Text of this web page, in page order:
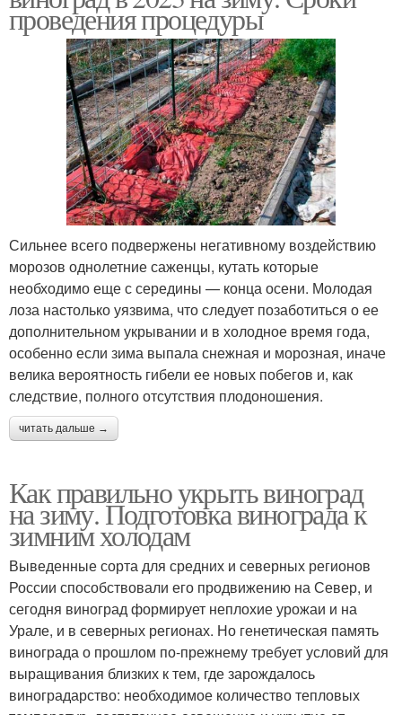
проведения процедуры
Сильнее всего подвержены негативному воздействию
морозов однолетние саженцы, кутать которые
необходимо еще с середины — конца осени. Молодая
лоза настолько уязвима, что следует позаботиться о ее
дополнительном укрывании и в холодное время года,
особенно если зима выпала снежная и морозная, иначе
велика вероятность гибели ее новых побегов и, как
следствие, полного отсутствия плодоношения.
читать дальше →
Как правильно укрыть виноград
на зиму. Подготовка винограда к
зимним холодам
Выведенные сорта для средних и северных регионов
России способствовали его продвижению на Север, и
сегодня виноград формирует неплохие урожаи и на
Урале, и в северных регионах. Но генетическая память
винограда о прошлом по-прежнему требует условий для
выращивания близких к тем, где зарождалось
виноградарство: необходимое количество тепловых